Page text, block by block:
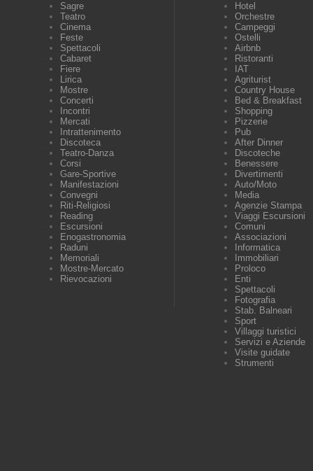
Sagre
Teatro
Cinema
Feste
Spettacoli
Cabaret
Fiere
Lirica
Mostre
Concerti
Incontri
Mercati
Intrattenimento
Discoteca
Teatro-Danza
Corsi
Gare-Sportive
Manifestazioni
Convegni
Riti-Religiosi
Reading
Escursioni
Enogastronomia
Raduni
Memoriali
Mostre-Mercato
Rievocazioni
Hotel
Orchestre
Campeggi
Ostelli
Airbnb
Ristoranti
IAT
Agriturist
Country House
Bed & Breakfast
Shopping
Pizzerie
Pub
After Dinner
Discoteche
Benessere
Divertimenti
Auto/Moto
Media
Agenzie Stampa
Viaggi Escursioni
Comuni
Associazioni
Informatica
Immobiliari
Proloco
Enti
Spettacoli
Fotografia
Stab. Balneari
Sport
Villaggi turistici
Servizi e Aziende
Visite guidate
Strumenti